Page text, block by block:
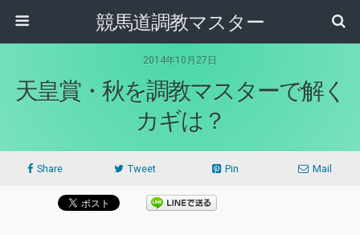
競馬道調教マスター
2014年10月27日
天皇賞・秋を調教マスターで解く
カギは？
Share Tweet Pin Mail